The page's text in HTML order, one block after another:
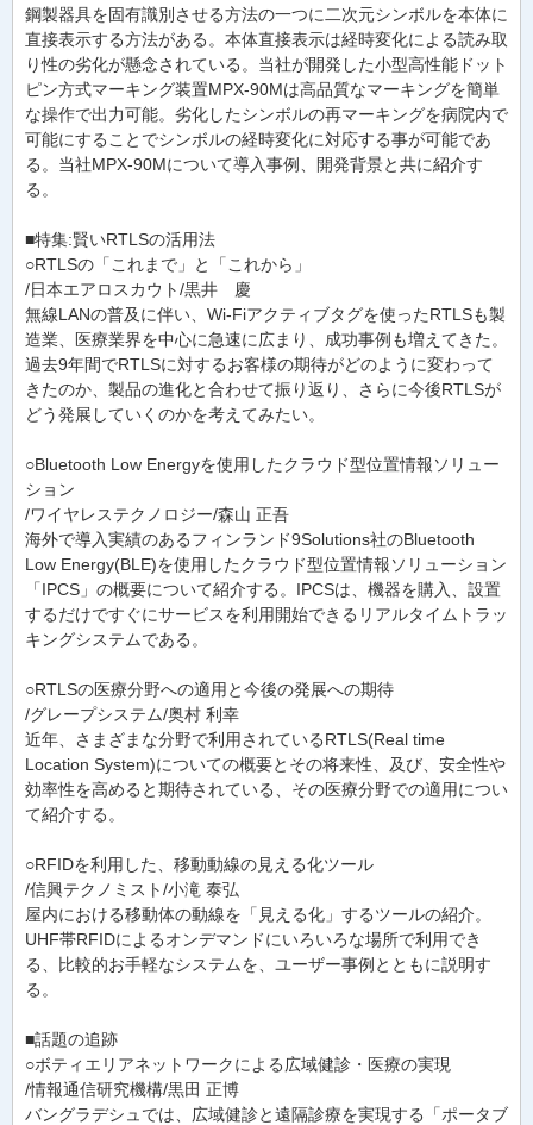
鋼製器具を固有識別させる方法の一つに二次元シンボルを本体に
直接表示する方法がある。本体直接表示は経時変化による読み取
り性の劣化が懸念されている。当社が開発した小型高性能ドット
ピン方式マーキング装置MPX-90Mは高品質なマーキングを簡単
な操作で出力可能。劣化したシンボルの再マーキングを病院内で
可能にすることでシンボルの経時変化に対応する事が可能であ
る。当社MPX-90Mについて導入事例、開発背景と共に紹介す
る。
■特集:賢いRTLSの活用法
○RTLSの「これまで」と「これから」
/日本エアロスカウト/黒井 慶
無線LANの普及に伴い、Wi-Fiアクティブタグを使ったRTLSも製
造業、医療業界を中心に急速に広まり、成功事例も増えてきた。
過去9年間でRTLSに対するお客様の期待がどのように変わって
きたのか、製品の進化と合わせて振り返り、さらに今後RTLSが
どう発展していくのかを考えてみたい。
○Bluetooth Low Energyを使用したクラウド型位置情報ソリュー
ション
/ワイヤレステクノロジー/森山 正吾
海外で導入実績のあるフィンランド9Solutions社のBluetooth
Low Energy(BLE)を使用したクラウド型位置情報ソリューション
「IPCS」の概要について紹介する。IPCSは、機器を購入、設置
するだけですぐにサービスを利用開始できるリアルタイムトラッ
キングシステムである。
○RTLSの医療分野への適用と今後の発展への期待
/グレープシステム/奥村 利幸
近年、さまざまな分野で利用されているRTLS(Real time
Location System)についての概要とその将来性、及び、安全性や
効率性を高めると期待されている、その医療分野での適用につい
て紹介する。
○RFIDを利用した、移動動線の見える化ツール
/信興テクノミスト/小滝 泰弘
屋内における移動体の動線を「見える化」するツールの紹介。
UHF帯RFIDによるオンデマンドにいろいろな場所で利用でき
る、比較的お手軽なシステムを、ユーザー事例とともに説明す
る。
■話題の追跡
○ボティエリアネットワークによる広域健診・医療の実現
/情報通信研究機構/黒田 正博
バングラデシュでは、広域健診と遠隔診療を実現する「ポータブ